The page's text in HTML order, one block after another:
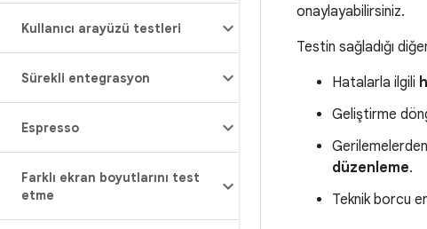
Kullanıcı arayüzü testleri
Sürekli entegrasyon
Espresso
Farklı ekran boyutlarını test
etme
onaylayabilirsiniz.
Testin sağladığı
Hatalarla ilgili
Geliştirme
düzenleme.
Teknik borcu